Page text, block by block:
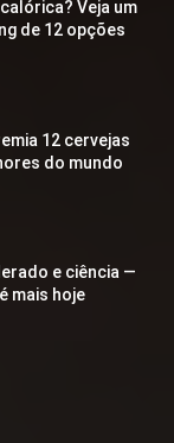
Veja um
de 12 opções
12 cervejas
do mundo
e ciência —
mais hoje